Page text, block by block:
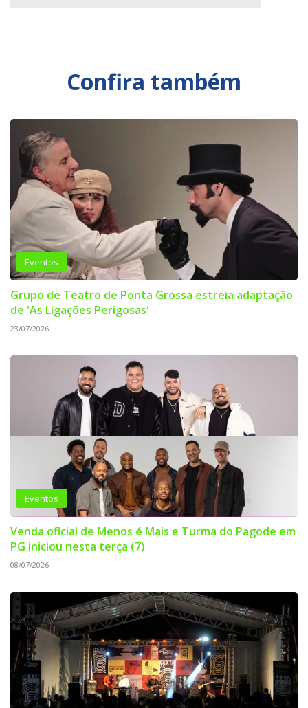
Confira também
Eventos
Grupo de Teatro de Ponta Grossa estreia adaptação
de 'As Ligações Perigosas'
23/07/2026
Eventos
Venda oficial de Menos é Mais e Turma do Pagode em
PG iniciou nesta terça (7)
08/07/2026